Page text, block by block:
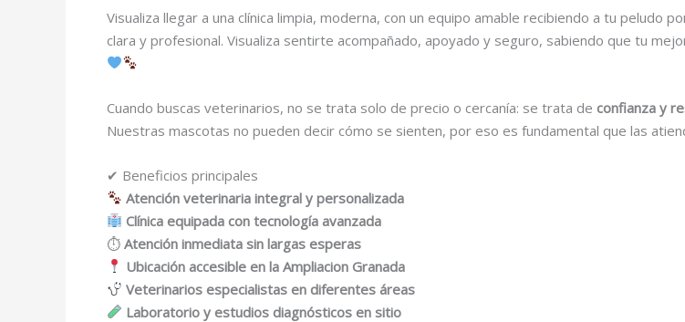
Visualiza llegar a una clínica limpia, moderna, con un equipo amable recibiendo a tu peludo
clara y profesional. Visualiza sentirte acompañado, apoyado y seguro, sabiendo que tu
Cuando buscas veterinarios, no se trata solo de precio o cercanía: se trata de confianza y
Nuestras mascotas no pueden decir cómo se sienten, por eso es fundamental que las
✔ Beneficios principales
Atención veterinaria integral y personalizada
Clínica equipada con tecnología avanzada
⏱ Atención inmediata sin largas esperas
Ubicación accesible en la Ampliacion Granada
Veterinarios especialistas en diferentes áreas
Laboratorio y estudios diagnósticos en sitio